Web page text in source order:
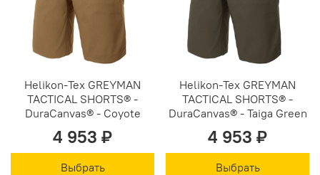
Helikon-Tex GREYMAN
TACTICAL SHORTS® -
DuraCanvas® - Coyote
4 953 ₽
Выбрать
Helikon-Tex GREYMAN
TACTICAL SHORTS® -
DuraCanvas® - Taiga Green
4 953 ₽
Выбрать